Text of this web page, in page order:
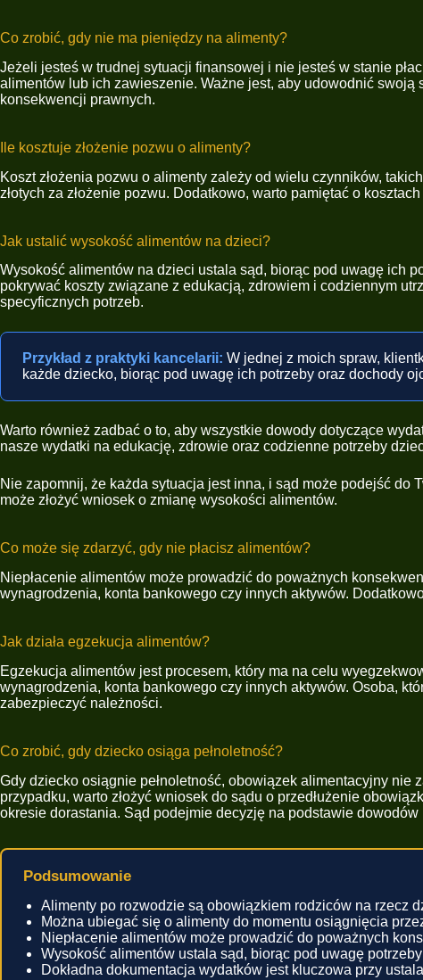
Co zrobić, gdy nie ma pieniędzy na alimenty?
Jeżeli jesteś w trudnej sytuacji finansowej i nie jesteś w stanie
alimentów lub ich zawieszenie. Ważne jest, aby udowodnić
konsekwencji prawnych.
Ile kosztuje złożenie pozwu o alimenty?
Koszt złożenia pozwu o alimenty zależy od wielu czynników,
złotych za złożenie pozwu. Dodatkowo, warto pamiętać o
Jak ustalić wysokość alimentów na dzieci?
Wysokość alimentów na dzieci ustala sąd, biorąc pod uwagę ich
pokrywać koszty związane z edukacją, zdrowiem i codziennym
specyficznych potrzeb.
Przykład z praktyki kancelarii: W jednej z moich spraw,
każde dziecko, biorąc pod uwagę ich potrzeby oraz dochody
Warto również zadbać o to, aby wszystkie dowody dotyczące
nasze wydatki na edukację, zdrowie oraz codzienne potrzeby
Nie zapomnij, że każda sytuacja jest inna, i sąd może podejść do
może złożyć wniosek o zmianę wysokości alimentów.
Co może się zdarzyć, gdy nie płacisz alimentów?
Niepłacenie alimentów może prowadzić do poważnych
wynagrodzenia, konta bankowego czy innych aktywów.
Jak działa egzekucja alimentów?
Egzekucja alimentów jest procesem, który ma na celu
wynagrodzenia, konta bankowego czy innych aktywów. Osoba,
zabezpieczyć należności.
Co zrobić, gdy dziecko osiąga pełnoletność?
Gdy dziecko osiągnie pełnoletność, obowiązek alimentacyjny
przypadku, warto złożyć wniosek do sądu o przedłużenie
okresie dorastania. Sąd podejmie decyzję na podstawie
Podsumowanie
Alimenty po rozwodzie są obowiązkiem rodziców na rzecz
Można ubiegać się o alimenty do momentu osiągnięcia
Niepłacenie alimentów może prowadzić do poważnych
Wysokość alimentów ustala sąd, biorąc pod uwagę
Dokładna dokumentacja wydatków jest kluczowa przy